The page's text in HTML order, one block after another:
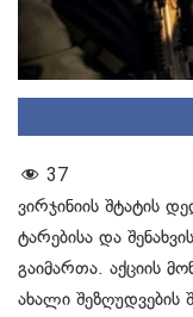
37
ვირჯინიის შტატის
ტარებისა და
გაიმართა. აქციის
ახალი შეზღუდვების